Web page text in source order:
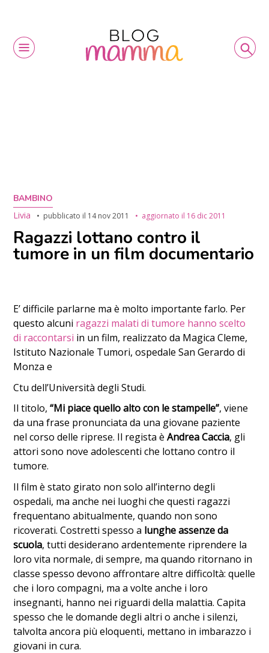
BAMBINO
Livia
pubblicato il 14 nov 2011 aggiornato il 16 dic 2011
Ragazzi lottano contro il
tumore in un film documentario
E’ difficile parlarne ma è molto importante farlo. Per
questo alcuni ragazzi malati di tumore hanno scelto
di raccontarsi in un film, realizzato da Magica Cleme,
Istituto Nazionale Tumori, ospedale San Gerardo di
Monza e
Ctu dell’Università degli Studi.
Il titolo,“Mi piace quello alto con le stampelle”, viene
da una frase pronunciata da una giovane paziente
nel corso delle riprese. Il regista èAndrea Caccia, gli
attori sono nove adolescenti che lottano contro il
tumore.
Il film è stato girato non solo all’interno degli
ospedali, ma anche nei luoghi che questi ragazzi
frequentano abitualmente, quando non sono
ricoverati. Costretti spesso a lunghe assenze da
scuola, tutti desiderano ardentemente riprendere la
loro vita normale, di sempre, ma quando ritornano in
classe spesso devono affrontare altre difficoltà: quelle
che i loro compagni, ma a volte anche i loro
insegnanti, hanno nei riguardi della malattia. Capita
spesso che le domande degli altri o anche i silenzi,
talvolta ancora più eloquenti, mettano in imbarazzo i
giovani in cura.